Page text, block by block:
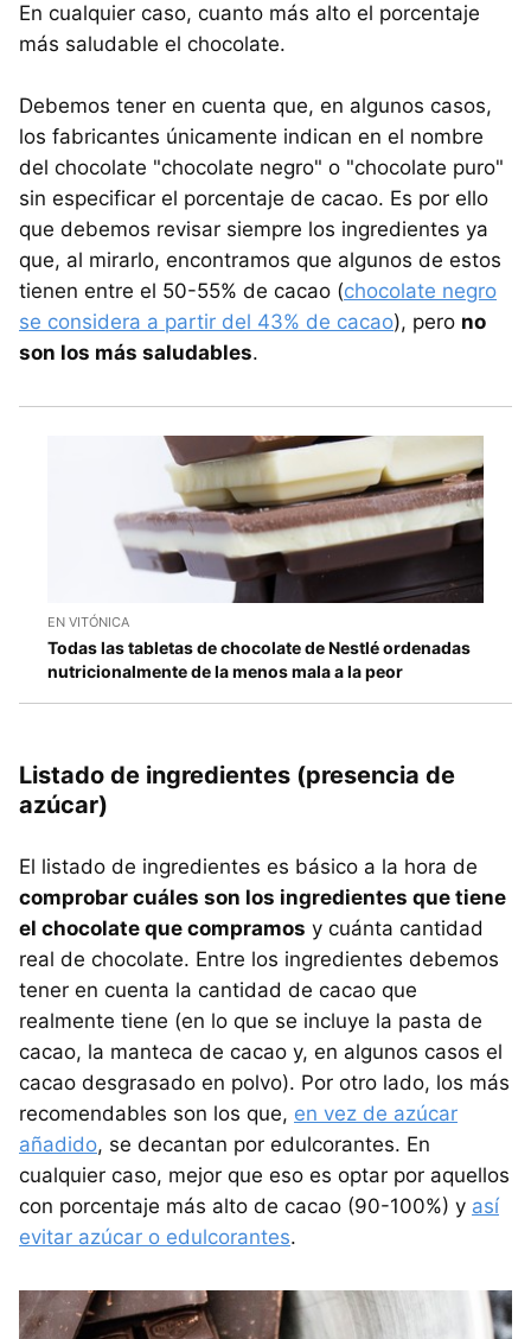
En cualquier caso, cuanto más alto el porcentaje
más saludable el chocolate.
Debemos tener en cuenta que, en algunos casos,
los fabricantes únicamente indican en el nombre
del chocolate "chocolate negro" o "chocolate puro"
sin especificar el porcentaje de cacao. Es por ello
que debemos revisar siempre los ingredientes ya
que, al mirarlo, encontramos que algunos de estos
tienen entre el 50-55% de cacao (chocolate negro
se considera a partir del 43% de cacao), pero no
son los más saludables.
EN VITÓNICA
Todas las tabletas de chocolate de Nestlé ordenadas
nutricionalmente de la menos mala a la peor
Listado de ingredientes (presencia de
azúcar)
El listado de ingredientes es básico a la hora de
comprobar cuáles son los ingredientes que tiene
el chocolate que compramos y cuánta cantidad
real de chocolate. Entre los ingredientes debemos
tener en cuenta la cantidad de cacao que
realmente tiene (en lo que se incluye la pasta de
cacao, la manteca de cacao y, en algunos casos el
cacao desgrasado en polvo). Por otro lado, los más
recomendables son los que, en vez de azúcar
añadido, se decantan por edulcorantes. En
cualquier caso, mejor que eso es optar por aquellos
con porcentaje más alto de cacao (90-100%) y así
evitar azúcar o edulcorantes.